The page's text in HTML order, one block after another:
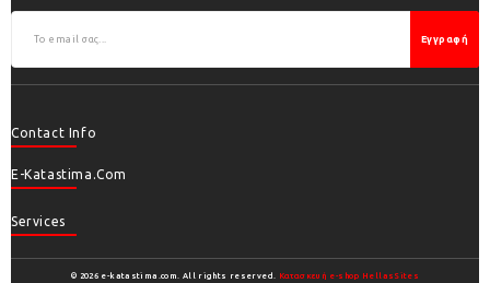
Εγγραφή
Contact Info
E-Katastima.com
Services
© 2026 e-katastima.com. All rights reserved. Κατασκευή e-shop HellasSites